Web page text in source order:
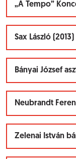
„A Tempo”
Sax László (2013)
Bányai József
Neubrandt
Zelenai István